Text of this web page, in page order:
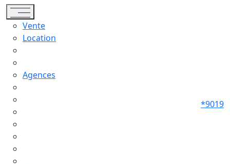
Toggle navigation
Vente
Location
Agences
*9019